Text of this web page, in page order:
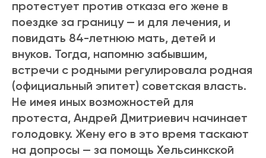
протестует против отказа его жене в
поездке за границу — и для лечения, и
повидать 84-летнюю мать, детей и
внуков. Тогда, напомню забывшим,
встречи с родными регулировала родная
(официальный эпитет) советская власть.
Не имея иных возможностей для
протеста, Андрей Дмитриевич начинает
голодовку. Жену его в это время таскают
на допросы — за помощь Хельсинкской